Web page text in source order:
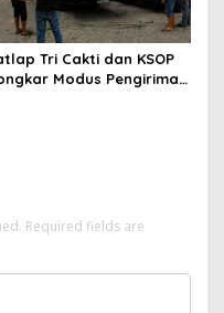
Tri Cakti dan KSOP
Modus Pengiriman
Required fields are